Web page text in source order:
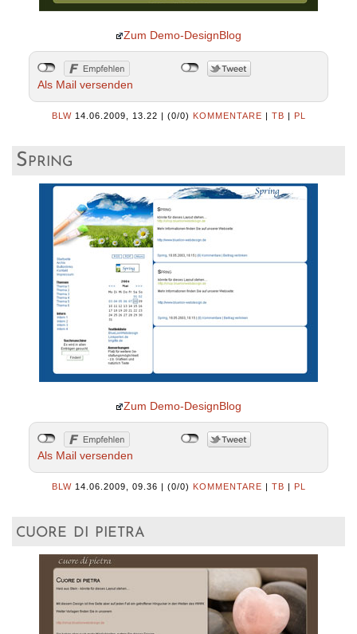
Zum Demo-DesignBlog
Als Mail versenden
BLW 14.06.2009, 13.22 | (0/0) KOMMENTARE | TB | PL
Spring
Zum Demo-DesignBlog
Als Mail versenden
BLW 14.06.2009, 09.36 | (0/0) KOMMENTARE | TB | PL
cuore di pietra